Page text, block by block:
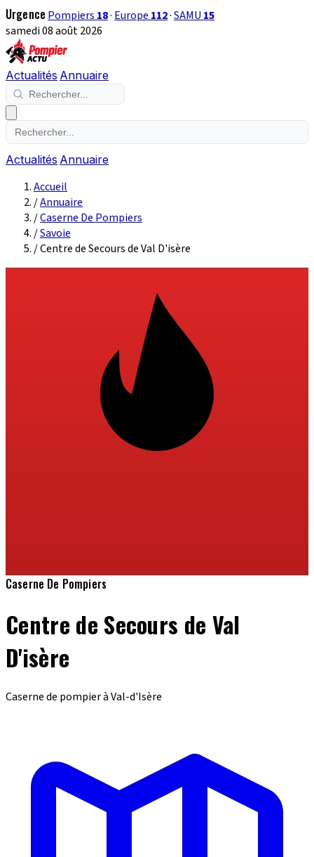
Urgence Pompiers 18· Europe 112·SAMU 15
samedi 08 août 2026
Actualités Annuaire
Actualités Annuaire
Accueil
/Annuaire
/Caserne De Pompiers
/Savoie
/Centre de Secours de Val D'isère
Caserne De Pompiers
Centre de Secours de Val
D'isère
Caserne de pompier à Val-d'Isère